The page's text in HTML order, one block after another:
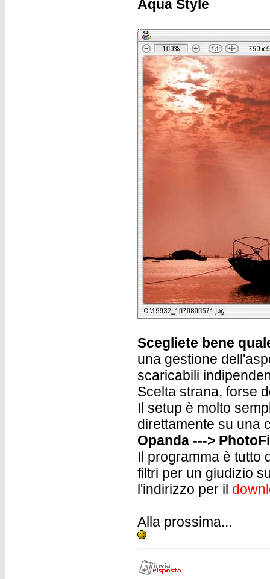
Aqua Style
Scegliete bene
una gestione
scaricabili
Scelta strana, forse
Il setup è molto
direttamente su una
Opanda --->
Il programma è tutto
filtri per un giudizio
l'indirizzo per il
Alla prossima...